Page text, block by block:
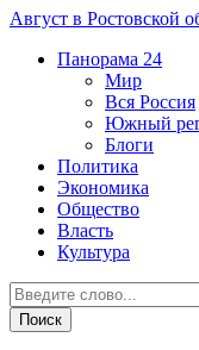
Август в Ростовской
Панорама 24
Мир
Вся Россия
Южный
Блоги
Политика
Экономика
Общество
Власть
Культура